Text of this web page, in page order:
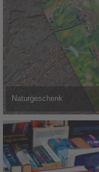
Naturgeschenk